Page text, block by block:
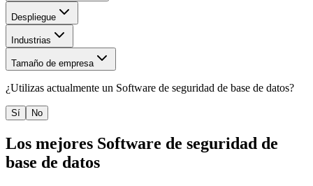
Despliegue
Industrias
Tamaño de empresa
¿Utilizas actualmente un Software de seguridad de base de datos?
Sí No
Los mejores Software de seguridad de
base de datos